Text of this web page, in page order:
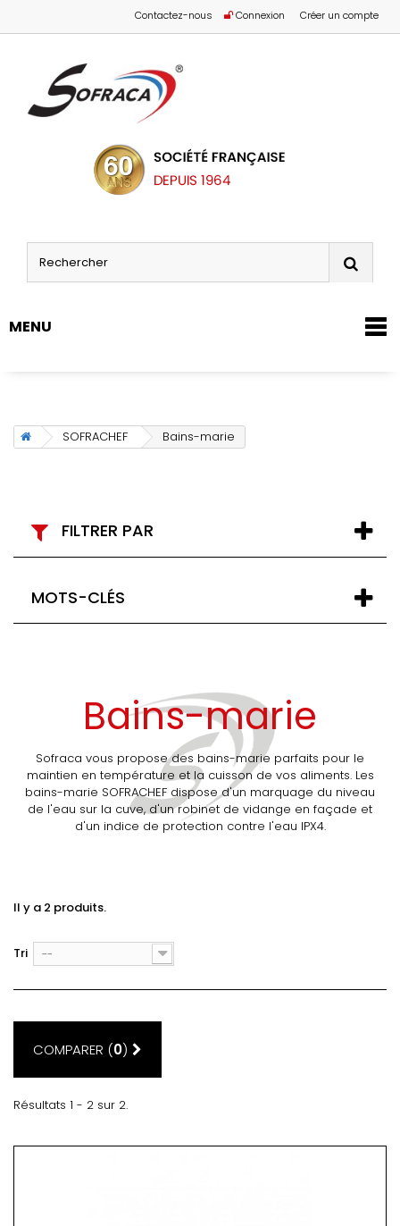
Créer un compte
Connexion
Contactez-nous
MENU
SOFRACHEF Bains-marie
FILTRER PAR
MOTS-CLÉS
Bains-marie
Sofraca vous propose des bains-marie parfaits pour le
maintien en température et la cuisson de vos aliments. Les
bains-marie SOFRACHEF dispose d'un marquage du niveau
de l'eau sur la cuve, d'un robinet de vidange en façade et
d'un indice de protection contre l'eau IPX4.
Il y a 2 produits.
Tri --
COMPARER (0)
Résultats 1 - 2 sur 2.